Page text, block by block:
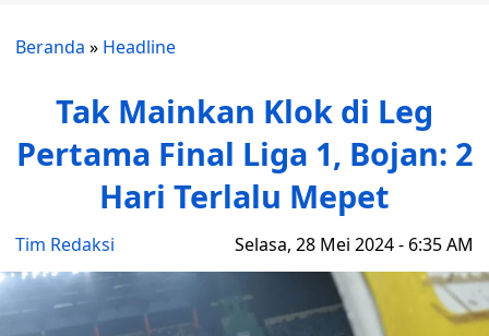
Beranda » Headline
Tak Mainkan Klok di Leg
Pertama Final Liga 1, Bojan: 2
Hari Terlalu Mepet
Tim Redaksi Selasa, 28 Mei 2024 - 6:35 AM